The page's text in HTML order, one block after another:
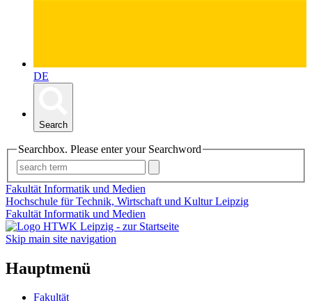
DE
Search
Searchbox. Please enter your Searchword
Fakultät Informatik und Medien
Hochschule für Technik, Wirtschaft und Kultur Leipzig
Fakultät Informatik und Medien
Skip main site navigation
Hauptmenü
Fakultät